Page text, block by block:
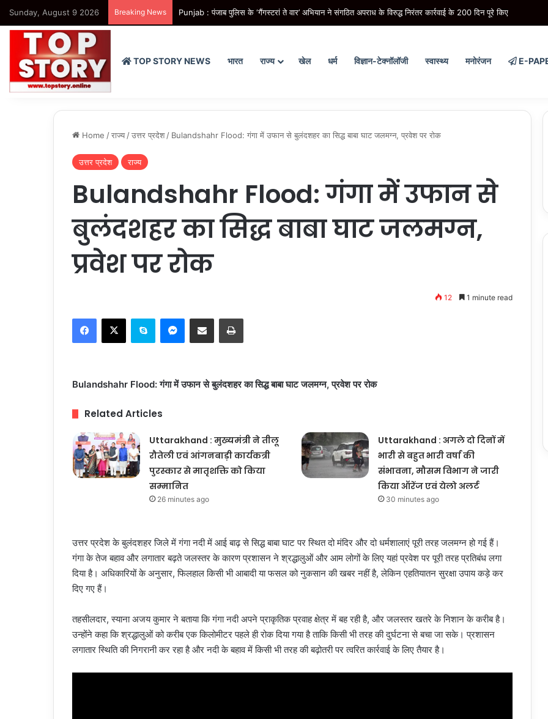
Sunday, August 9 2026 Breaking News Punjab : पंजाब पुलिस के ‘गैंगस्टरां ते वार’ अभियान ने संगठित अपराध के विरुद्ध निरंतर कार्रवाई के 200 दिन पूरे किए
TOP STORY NEWS भारत राज्य खेल धर्म विज्ञान-टेक्नॉलॉजी स्वास्थ्य मनोरंजन E-
Home /राज्य /उत्तर प्रदेश / Bulandshahr Flood: गंगा में उफान से बुलंदशहर का सिद्ध बाबा घाट जलमग्न, प्रवेश पर रोक
उत्तर प्रदेश राज्य
Bulandshahr Flood: गंगा में उफान से
बुलंदशहर का सिद्ध बाबा घाट जलमग्न,
प्रवेश पर रोक
12 1 minute read
Facebook
X Skype Messenger
Share via Email Print
Bulandshahr Flood: गंगा में उफान से बुलंदशहर का सिद्ध बाबा घाट जलमग्न, प्रवेश पर रोक
Related Articles
Uttarakhand : मुख्यमंत्री ने तीलू
रौतेली एवं आंगनबाड़ी कार्यकत्री
पुरस्कार से मातृशक्ति को किया
सम्मानित
26 minutes ago
Uttarakhand : अगले दो दिनों में
भारी से बहुत भारी वर्षा की
संभावना, मौसम विभाग ने जारी
किया ऑरेंज एवं येलो अलर्ट
30 minutes ago
उत्तर प्रदेश के बुलंदशहर जिले में गंगा नदी में आई बाढ़ से सिद्ध बाबा घाट पर स्थित दो मंदिर और दो धर्मशालाएं पूरी तरह जलमग्न हो गई हैं।
गंगा के तेज बहाव और लगातार बढ़ते जलस्तर के कारण प्रशासन ने श्रद्धालुओं और आम लोगों के लिए यहां प्रवेश पर पूरी तरह प्रतिबंध लगा
दिया है। अधिकारियों के अनुसार, फिलहाल किसी भी आबादी या फसल को नुकसान की खबर नहीं है, लेकिन एहतियातन सुरक्षा उपाय कड़े कर
दिए गए हैं।
तहसीलदार, स्याना अजय कुमार ने बताया कि गंगा नदी अपने प्राकृतिक प्रवाह क्षेत्र में बह रही है, और जलस्तर खतरे के निशान के करीब है।
उन्होंने कहा कि श्रद्धालुओं को करीब एक किलोमीटर पहले ही रोक दिया गया है ताकि किसी भी तरह की दुर्घटना से बचा जा सके। प्रशासन
लगातार स्थिति की निगरानी कर रहा है और नदी के बहाव में किसी भी तरह की बढ़ोतरी पर त्वरित कार्रवाई के लिए तैयार है।